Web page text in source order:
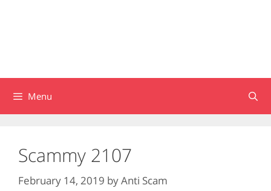
Menu
Scammy 2107
February 14, 2019 byAnti Scam